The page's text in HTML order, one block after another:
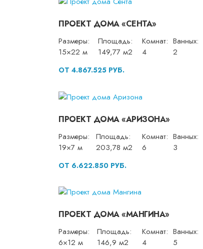
ПРОЕКТ ДОМА «СЕНТА»
Размеры:
15×22 м
Площадь:
149,77 м2
Комнат:
4
Ванных:
2
ОТ 4.867.525 РУБ.
ПРОЕКТ ДОМА «АРИЗОНА»
Размеры:
19×7 м
Площадь:
203,78 м2
Комнат:
6
Ванных:
3
ОТ 6.622.850 РУБ.
ПРОЕКТ ДОМА «МАНГИНА»
Размеры:
6×12 м
Площадь:
146,9 м2
Комнат:
4
Ванных:
5